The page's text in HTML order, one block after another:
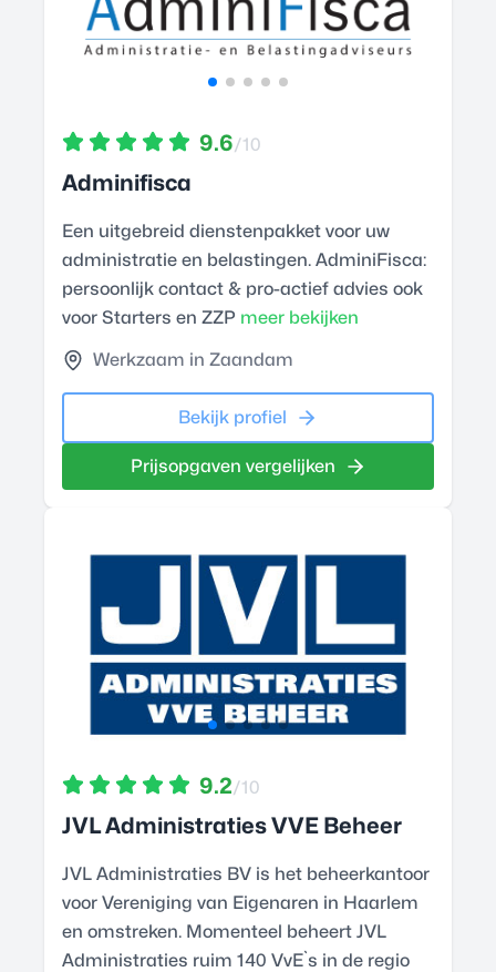
9.6/10
Adminifisca
Een uitgebreid dienstenpakket voor uw
administratie en belastingen. AdminiFisca:
persoonlijk contact & pro-actief advies ook
voor Starters en ZZP meer bekijken
Werkzaam in Zaandam
Bekijk profiel
Prijsopgaven vergelijken
9.2/10
JVL Administraties VVE Beheer
JVL Administraties BV is het beheerkantoor
voor Vereniging van Eigenaren in Haarlem
en omstreken. Momenteel beheert JVL
Administraties ruim 140 VvE`s in de regio